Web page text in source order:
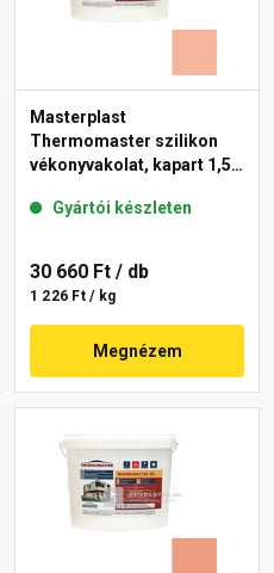
Masterplast
Thermomaster szilikon
vékonyvakolat, kapart 1,5
Gyártói készleten
30 660 Ft / db
1 226 Ft / kg
Megnézem